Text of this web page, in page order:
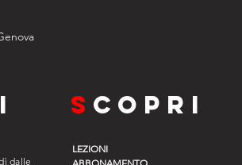
s copri
dalle
LEZIONI
ABBONAMENTO